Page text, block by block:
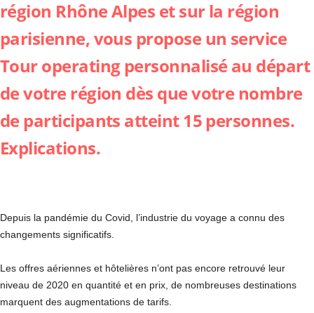
région Rhône Alpes et sur la région
parisienne, vous propose un service
Tour operating personnalisé au départ
de votre région dès que votre nombre
de participants atteint 15 personnes.
Explications.
Depuis la pandémie du Covid, l’industrie du voyage a connu des
changements significatifs.
Les offres aériennes et hôtelières n’ont pas encore retrouvé leur
niveau de 2020 en quantité et en prix, de nombreuses destinations
marquent des augmentations de tarifs.